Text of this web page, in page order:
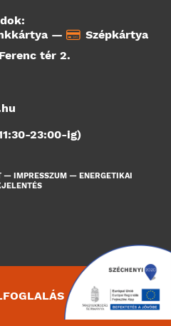
—
Szépkártya
tér 2.
23:00-ig)
— IMPRESSZUM — ENERGETIKAI